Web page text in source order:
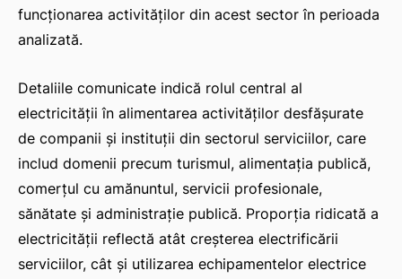
funcționarea activităților din acest sector în perioada
analizată.
Detaliile comunicate indică rolul central al
electricității în alimentarea activităților desfășurate
de companii și instituții din sectorul serviciilor, care
includ domenii precum turismul, alimentația publică,
comerțul cu amănuntul, servicii profesionale,
sănătate și administrație publică. Proporția ridicată a
electricității reflectă atât creșterea electrificării
serviciilor, cât și utilizarea echipamentelor electrice